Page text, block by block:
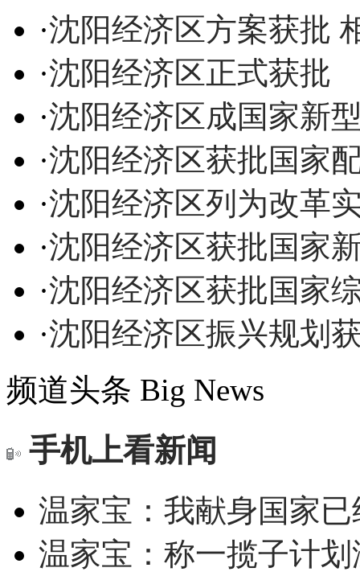
·沈阳经济区方案获批
·沈阳经济区正式获批
·沈阳经济区成国家新
·沈阳经济区获批国家
·沈阳经济区列为改革
·沈阳经济区获批国家
·沈阳经济区获批国家
·沈阳经济区振兴规划
频道头条 Big News
手机上看新闻
温家宝：我献身国家
温家宝：称一揽子计